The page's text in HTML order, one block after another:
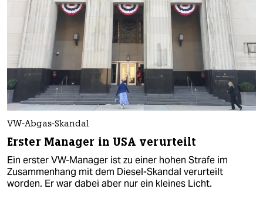
VW-Abgas-Skandal
Erster Manager in USA verurteilt
Ein erster VW-Manager ist zu einer hohen Strafe im
Zusammenhang mit dem Diesel-Skandal verurteilt
worden. Er war dabei aber nur ein kleines Licht.